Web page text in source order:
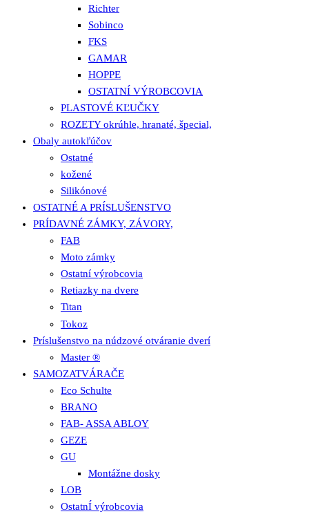
Richter
Sobinco
FKS
GAMAR
HOPPE
OSTATNÍ VÝROBCOVIA
PLASTOVÉ KĽUČKY
ROZETY okrúhle, hranaté, špecial,
Obaly autokľúčov
Ostatné
kožené
Silikónové
OSTATNÉ A PRÍSLUŠENSTVO
PRÍDAVNÉ ZÁMKY, ZÁVORY,
FAB
Moto zámky
Ostatní výrobcovia
Retiazky na dvere
Titan
Tokoz
Príslušenstvo na núdzové otváranie dverí
Master ®
SAMOZATVÁRAČE
Eco Schulte
BRANO
FAB- ASSA ABLOY
GEZE
GU
Montážne dosky
LOB
OstatnÍ výrobcovia